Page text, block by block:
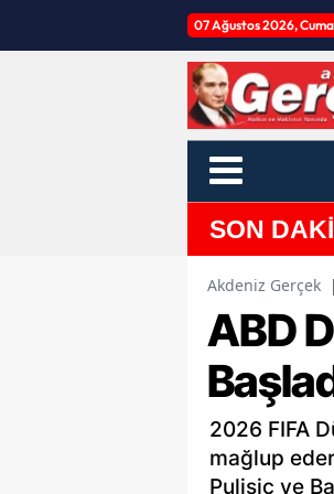
07 Ağustos 2026, Cuma
SON
Akdeniz Gerçek |
ABD
2026 FIFA
mağlup
Pulisic ve